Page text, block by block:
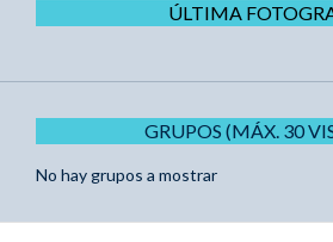
ÚLTIMA
GRUPOS (MÁX. 30
No hay grupos a mostrar